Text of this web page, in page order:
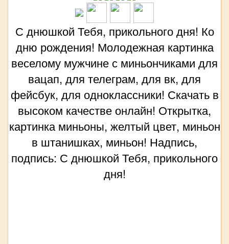
С днюшкой Тебя, прикольного дня! Ко
дню рождения! Молодежная картинка
веселому мужчине с миньончиками для
вацап, для телеграм, для вк, для
фейсбук, для одноклассники! Скачать в
высоком качестве онлайн! Открытка,
картинка миньоны, желтый цвет, миньон
в штанишках, миньон! Надпись,
подпись: С днюшкой Тебя, прикольного
дня!